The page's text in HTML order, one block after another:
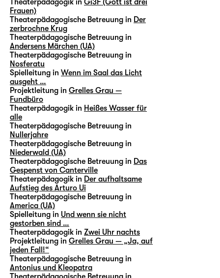
Theaterpädagogik in Gi3F (Gott ist drei
Frauen)
Theaterpädagogische Betreuung in Der
zerbrochne Krug
Theaterpädagogische Betreuung in
Andersens Märchen (UA)
Theaterpädagogische Betreuung in
Nosferatu
Spielleitung in Wenn im Saal das Licht
ausgeht …
Projektleitung in Grelles Grau —
Fundbüro
Theaterpädagogik in Heißes Wasser für
alle
Theaterpädagogische Betreuung in
Nullerjahre
Theaterpädagogische Betreuung in
Niederwald (UA)
Theaterpädagogische Betreuung in Das
Gespenst von Canterville
Theaterpädagogik in Der aufhaltsame
Aufstieg des Arturo Ui
Theaterpädagogische Betreuung in
America (UA)
Spielleitung in Und wenn sie nicht
gestorben sind …
Theaterpädagogik in Zwei Uhr nachts
Projektleitung in Grelles Grau — „Ja, auf
jeden Fall!“
Theaterpädagogische Betreuung in
Antonius und Kleopatra